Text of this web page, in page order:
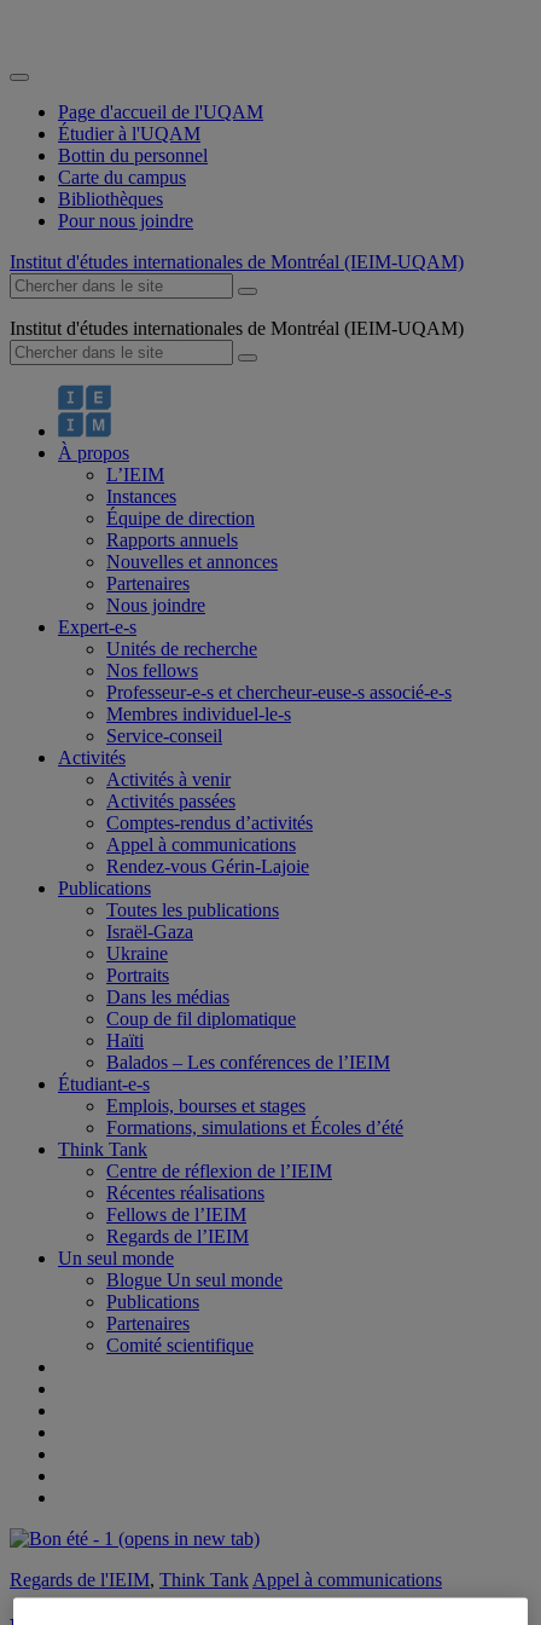
Page d'accueil de l'UQAM
Étudier à l'UQAM
Bottin du personnel
Carte du campus
Bibliothèques
Pour nous joindre
Institut d'études internationales de Montréal (IEIM-UQAM)
Institut d'études internationales de Montréal (IEIM-UQAM)
À propos
L’IEIM
Instances
Équipe de direction
Rapports annuels
Nouvelles et annonces
Partenaires
Nous joindre
Expert-e-s
Unités de recherche
Nos fellows
Professeur-e-s et chercheur-euse-s associé-e-s
Membres individuel-le-s
Service-conseil
Activités
Activités à venir
Activités passées
Comptes-rendus d’activités
Appel à communications
Rendez-vous Gérin-Lajoie
Publications
Toutes les publications
Israël-Gaza
Ukraine
Portraits
Dans les médias
Coup de fil diplomatique
Haïti
Balados – Les conférences de l’IEIM
Étudiant-e-s
Emplois, bourses et stages
Formations, simulations et Écoles d’été
Think Tank
Centre de réflexion de l’IEIM
Récentes réalisations
Fellows de l’IEIM
Regards de l’IEIM
Un seul monde
Blogue Un seul monde
Publications
Partenaires
Comité scientifique
(opens in new tab)
Regards de l'IEIM, Think Tank Appel à communications